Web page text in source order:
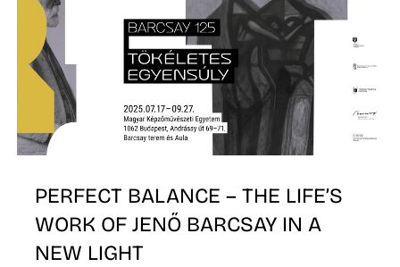
PERFECT BALANCE – THE LIFE’S
WORK OF JENŐ BARCSAY IN A
NEW LIGHT